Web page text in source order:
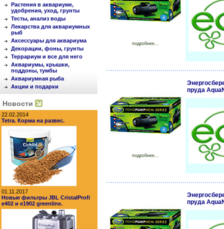
Растения в аквариуме,
удобрения, уход, грунты
Тесты, анализ воды
Лекарства для аквариумных
рыб
Аксессуары для аквариума
Декорации, фоны, грунты
Террариум и все для него
Аквариумы, крышки,
поддоны, тумбы
Аквариумная рыба
Акции и подарки
Новости
22.02.2014
Tetra. Корма на развес.
01.11.2017
Новые фильтры JBL CristalProfi
e402 и e1902 greenline.
подробнее...
подробнее...
пруда
пруда